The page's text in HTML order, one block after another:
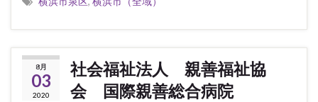
8月
03
2020
社会福祉法人 親善福祉協
会 国際親善総合病院